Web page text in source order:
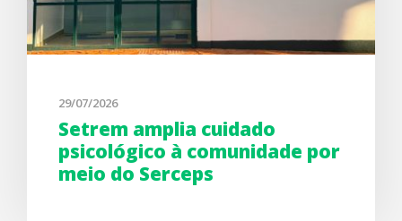
29/07/2026
Setrem amplia cuidado
psicológico à comunidade por
meio do Serceps